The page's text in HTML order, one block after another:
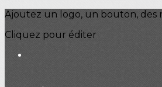
Ajoutez un logo, un bouton, des
Cliquez pour éditer